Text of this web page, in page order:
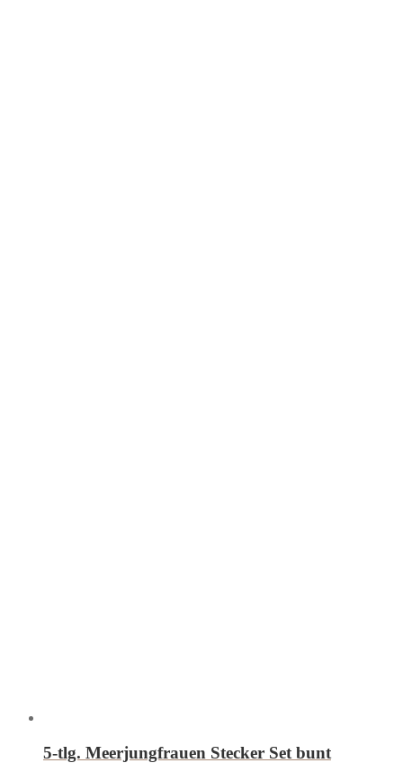
5-tlg. Meerjungfrauen Stecker Set bunt